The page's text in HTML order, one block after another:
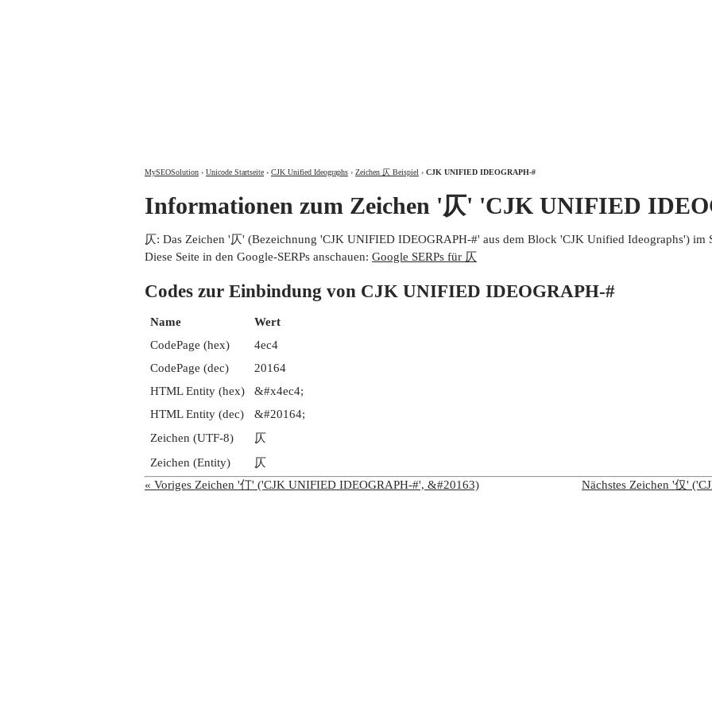
MySEOSolution › Unicode Startseite › CJK Unified Ideographs › Zeichen 仄 Beispiel › CJK UNIFIED IDEOGRAPH-#
Informationen zum Zeichen '仄' 'CJK UNIFIED
仄: Das Zeichen '仄' (Bezeichnung 'CJK UNIFIED IDEOGRAPH-#' aus dem Block 'CJK Unified Ideographs') im
Diese Seite in den Google-SERPs anschauen: Google SERPs für 仄
Codes zur Einbindung von CJK UNIFIED IDEOGRAPH-#
Name
Wert
CodePage (hex)
4ec4
CodePage (dec)
20164
HTML Entity (hex)
&#x4ec4;
HTML Entity (dec)
&#20164;
Zeichen (UTF-8)
仄
Zeichen (Entity)
仄
« Voriges Zeichen '仃' ('CJK UNIFIED IDEOGRAPH-#', &#20163)
Nächstes Zeichen '仅'